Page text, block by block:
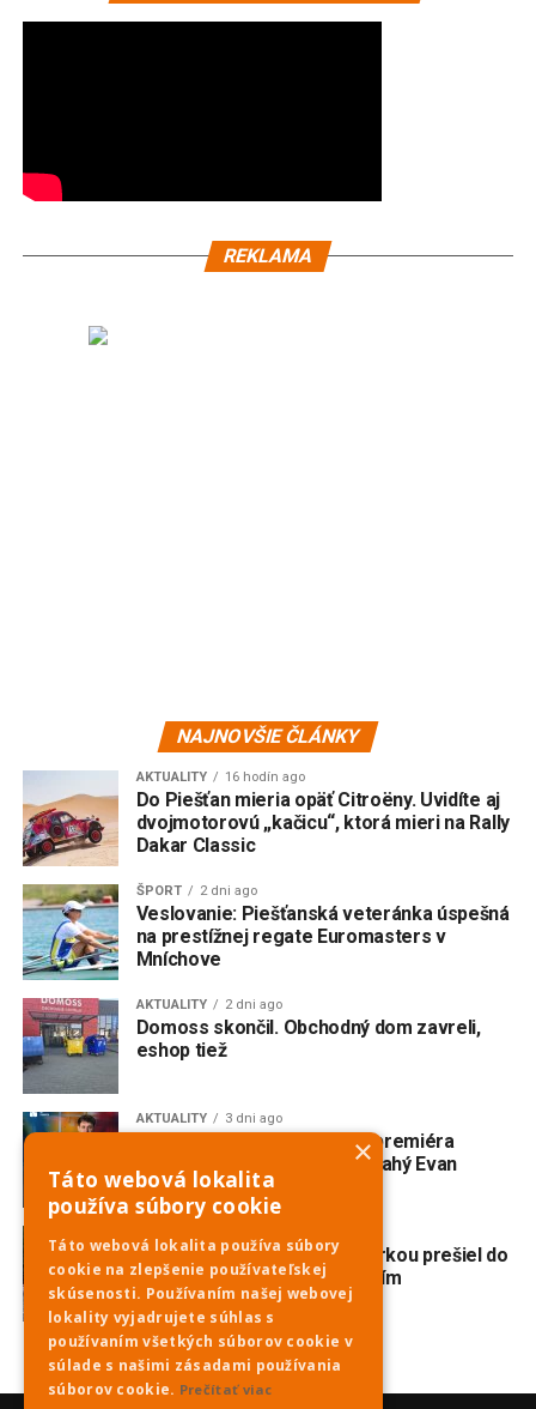
REKLAMA
NAJNOVŠIE ČLÁNKY
AKTUALITY 16 hodín ago
Do Piešťan mieria opäť Citroëny. Uvidíte aj
dvojmotorovú „kačicu“, ktorá mieri na Rally
Dakar Classic
ŠPORT 2 dni ago
Veslovanie: Piešťanská veteránka úspešná
na prestížnej regate Euromasters v
Mníchove
AKTUALITY 2 dni ago
Domoss skončil. Obchodný dom zavreli,
eshop tiež
AKTUALITY 3 dni ago
V Trnave vzniká slovenská premiéra
broadwayského muzikálu Drahý Evan
Hansen
Nehoda na Havrane: S motorkou prešiel do
protismeru a zrazil sa s ďalším
motocyklom
×
Táto webová lokalita
používa súbory cookie
Táto webová lokalita používa súbory
cookie na zlepšenie používateľskej
skúsenosti. Používaním našej webovej
lokality vyjadrujete súhlas s
používaním všetkých súborov cookie v
súlade s našimi zásadami používania
súborov cookie. Prečítať viac